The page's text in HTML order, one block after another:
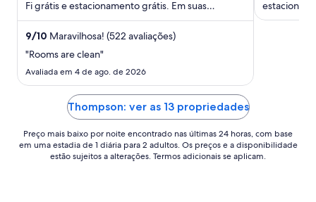
por
diária
3
de
set.
a
4
Fi grátis e estacionamento grátis. Em suas
avaliações, nossos hóspedes ...
9/10 Maravilhosa! (522 avaliações)
"Rooms are clean"
Avaliada em 4 de ago. de 2026
populares
Thompson: ver as 13 propriedades
Preço mais baixo por noite encontrado nas últimas 24 horas, com base
em uma estadia de 1 diária para 2 adultos. Os preços e a disponibilidade
estão sujeitos a alterações. Termos adicionais se aplicam.